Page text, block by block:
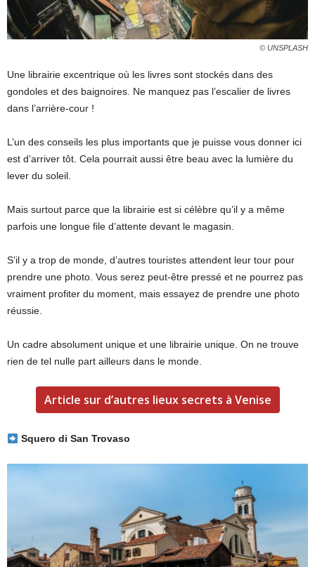
© UNSPLASH
Une librairie excentrique où les livres sont stockés dans des
gondoles et des baignoires. Ne manquez pas l’escalier de livres
dans l’arrière-cour !
L’un des conseils les plus importants que je puisse vous donner ici
est d’arriver tôt. Cela pourrait aussi être beau avec la lumière du
lever du soleil.
Mais surtout parce que la librairie est si célèbre qu’il y a même
parfois une longue file d’attente devant le magasin.
S’il y a trop de monde, d’autres touristes attendent leur tour pour
prendre une photo. Vous serez peut-être pressé et ne pourrez pas
vraiment profiter du moment, mais essayez de prendre une photo
réussie.
Un cadre absolument unique et une librairie unique. On ne trouve
rien de tel nulle part ailleurs dans le monde.
Article sur d’autres lieux secrets à Venise
Squero di San Trovaso